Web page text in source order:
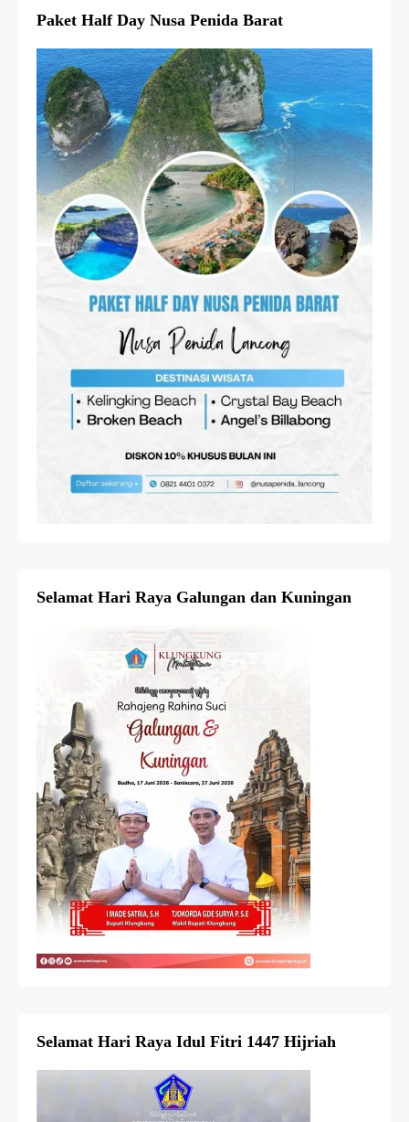
Paket Half Day Nusa Penida Barat
Selamat Hari Raya Galungan dan Kuningan
Selamat Hari Raya Idul Fitri 1447 Hijriah